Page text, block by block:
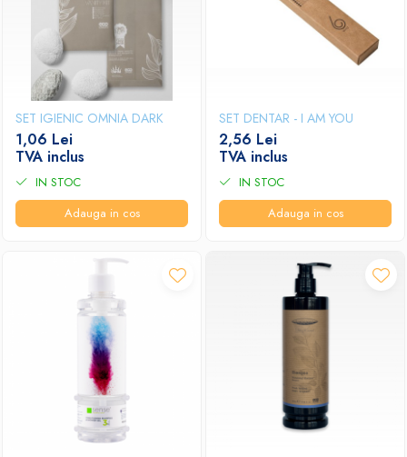
Papuci hotel
SET IGIENIC OMNIA DARK
1,06 Lei
TVA inclus
IN STOC
Adauga in cos
SET DENTAR - I AM YOU
2,56 Lei
TVA inclus
IN STOC
Adauga in cos